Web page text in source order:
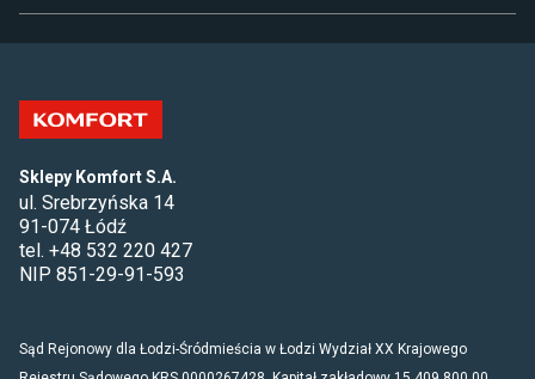
Sklepy Komfort S.A.
ul. Srebrzyńska 14
91-074 Łódź
tel. +48 532 220 427
NIP 851-29-91-593
Sąd Rejonowy dla Łodzi-Śródmieścia w Łodzi Wydział XX Krajowego